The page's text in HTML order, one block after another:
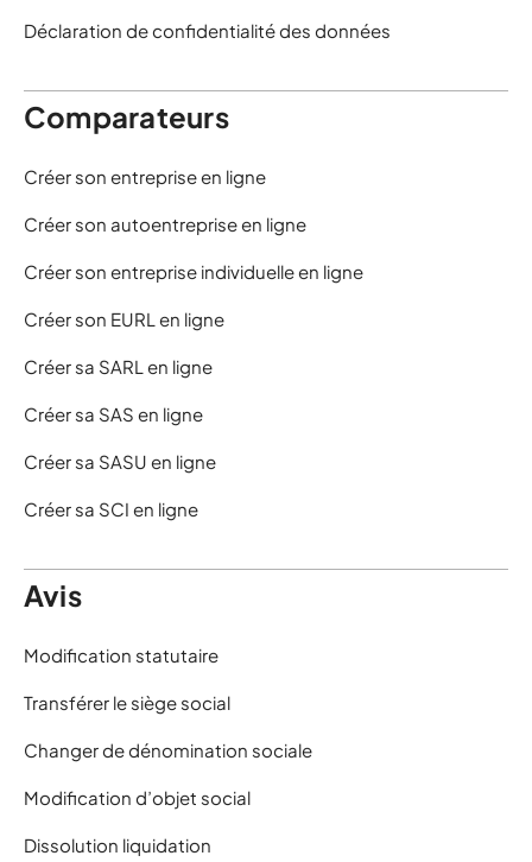
Déclaration de confidentialité des données
Comparateurs
Créer son entreprise en ligne
Créer son autoentreprise en ligne
Créer son entreprise individuelle en ligne
Créer son EURL en ligne
Créer sa SARL en ligne
Créer sa SAS en ligne
Créer sa SASU en ligne
Créer sa SCI en ligne
Avis
Modification statutaire
Transférer le siège social
Changer de dénomination sociale
Modification d’objet social
Dissolution liquidation